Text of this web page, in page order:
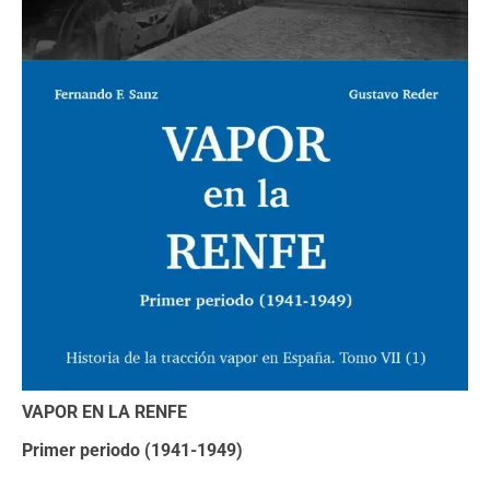
VAPOR EN LA RENFE
Primer periodo (1941-1949)